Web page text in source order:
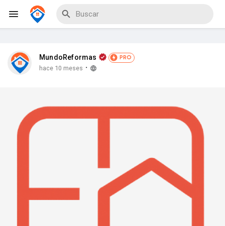
Mis Eventos
MundoReformas PRO
hace 10 meses ·